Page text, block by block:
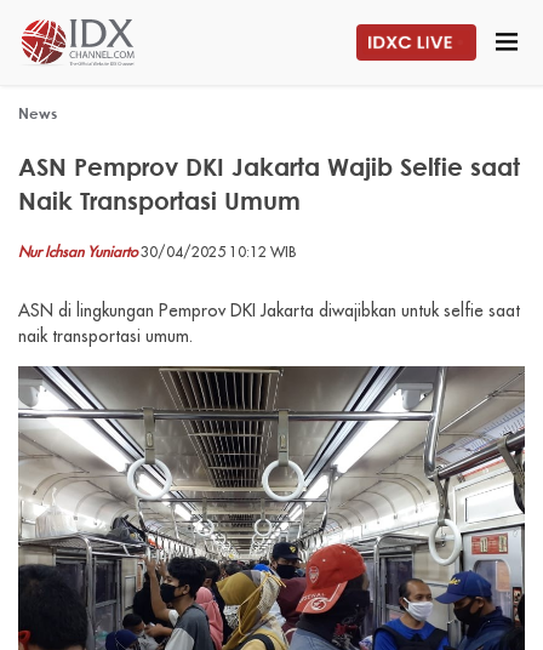
News
ASN Pemprov DKI Jakarta Wajib Selfie saat
Naik Transportasi Umum
Nur Ichsan Yuniarto30/04/2025 10:12 WIB
ASN di lingkungan Pemprov DKI Jakarta diwajibkan untuk selfie saat
naik transportasi umum.